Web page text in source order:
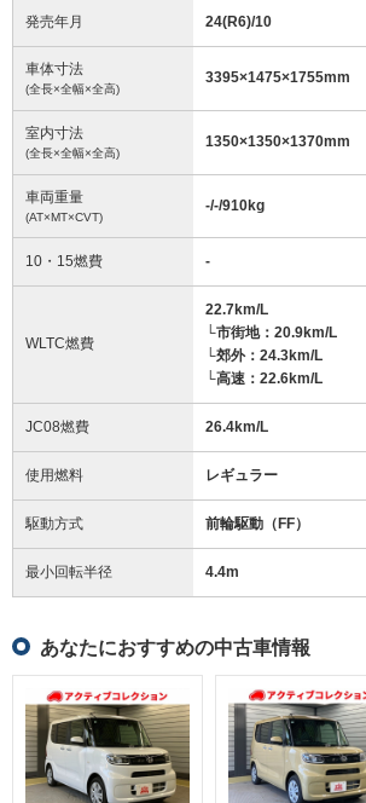
発売年月 24(R6)/10
車体寸法
(全長×全幅×全高)
3395×1475×1755mm
室内寸法
(全長×全幅×全高)
1350×1350×1370mm
車両重量
(AT×MT×CVT)
-/-/910kg
10・15燃費 -
WLTC燃費
22.7km/L
└市街地：20.9km/L
└郊外：24.3km/L
└高速：22.6km/L
JC08燃費 26.4km/L
使用燃料 レギュラー
駆動方式 前輪駆動（FF）
最小回転半径 4.4m
あなたにおすすめの中古車情報